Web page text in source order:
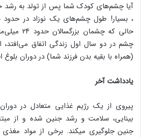
آیا چشم‌های کودک شما پس از تولد به رشد
حالی که
چشم در دو سال اول زندگی اتفاق می‌افتد،
(همراه با بقیه بدن فرزند شما) در دوران
یادداشت آخر
پیروی از یک رژیم غذایی متعادل در
بینایی، سلامت و رشد جنین شده و از
جنین جلوگیری میکند. برخی از مواد